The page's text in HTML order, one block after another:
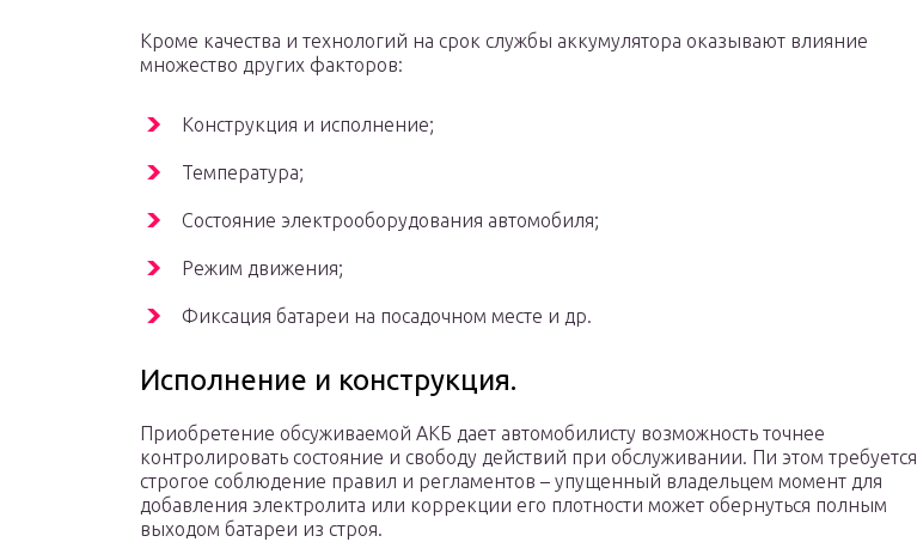
Кроме качества и технологий на срок службы аккумулятора оказывают влияние
множество других факторов:
Конструкция и исполнение;
Температура;
Состояние электрооборудования автомобиля;
Режим движения;
Фиксация батареи на посадочном месте и др.
Исполнение и конструкция.
Приобретение обсуживаемой АКБ дает автомобилисту возможность точнее
контролировать состояние и свободу действий при обслуживании. Пи этом требуется
строгое соблюдение правил и регламентов – упущенный владельцем момент для
добавления электролита или коррекции его плотности может обернуться полным
выходом батареи из строя.